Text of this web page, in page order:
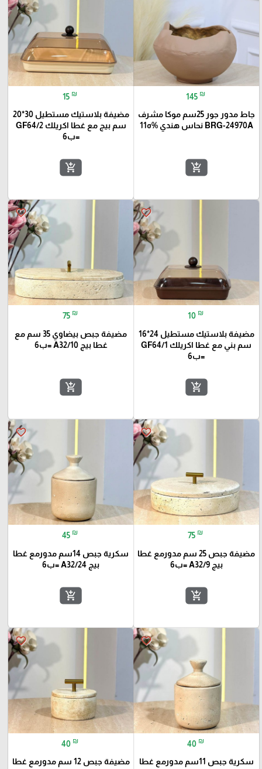
145 ₪
جاط مدور جور 25سم موكا مشرف
BRG-24970A نحاس هندي %ه11
add_shopping_cart
15 ₪
مضيفة بلاستيك مستطيل 30*20
سم بيج مع غطا اكريلك GF64/2
=ب6
add_shopping_cart
favorite_border
10 ₪
مضيفة بلاستيك مستطيل 24*16
سم بني مع غطا اكريلك GF64/1
=ب6
add_shopping_cart
favorite_border
75 ₪
مضيفة جبص بيضاوي 35 سم مع
غطا بيج A32/10 =ب6
add_shopping_cart
favorite_border
75 ₪
مضيفة جبص 25 سم مدورمع غطا
بيج A32/9 =ب6
add_shopping_cart
favorite_border
45 ₪
سكرية جبص 14سم مدورمع غطا
بيج A32/24 =ب6
add_shopping_cart
favorite_border
40 ₪
سكرية جبص 11سم مدورمع غطا
favorite_border
40 ₪
مضيفة جبص 12 سم مدورمع غطا